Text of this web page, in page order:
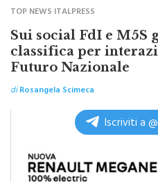
TOP NEWS ITALPRESS
Sui social FdI e M5S
classifica per
Futuro Nazionale
di
Rosangela Scimeca